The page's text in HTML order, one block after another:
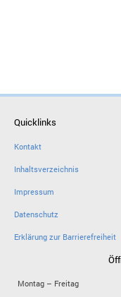
Quicklinks
Kontakt
Inhaltsverzeichnis
Impressum
Datenschutz
Erklärung zur Barrierefreiheit
Montag – Freitag